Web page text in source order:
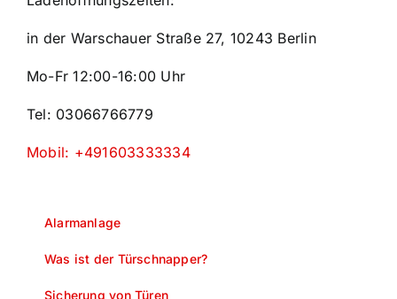
in der Warschauer Straße 27, 10243 Berlin
Mo-Fr 12:00-16:00 Uhr
Tel: 03066766779
Mobil: +491603333334
Alarmanlage
Was ist der Türschnapper?
Sicherung von Türen